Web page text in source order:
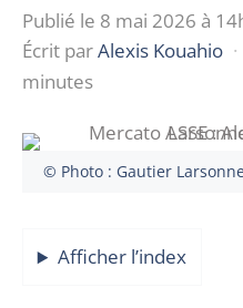
Publié le 8 mai 2026 à
Écrit parAlexis Kouahio ·
minutes
© Photo : Gautier
Afficher l’index